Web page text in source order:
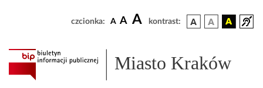
czcionka: A A A kontrast:
Miasto Kraków